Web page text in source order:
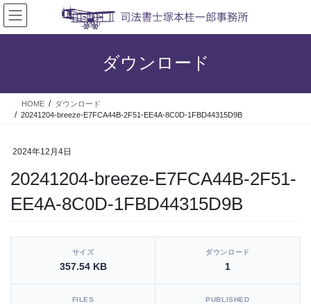
コ
ン
テ
ス
ナ
ビ
ゲ
ン
ダウンロード
HOME
ダウンロード
20241204-breeze-E7FCA44B-2F51-EE4A-8C0D-1FBD44315D9B
2024年12月4日
20241204-breeze-E7FCA44B-2F51-
EE4A-8C0D-1FBD44315D9B
[video_player_1200x800]
サイズ
357.54 KB
ダウンロード
1
FILES PUBLISHED